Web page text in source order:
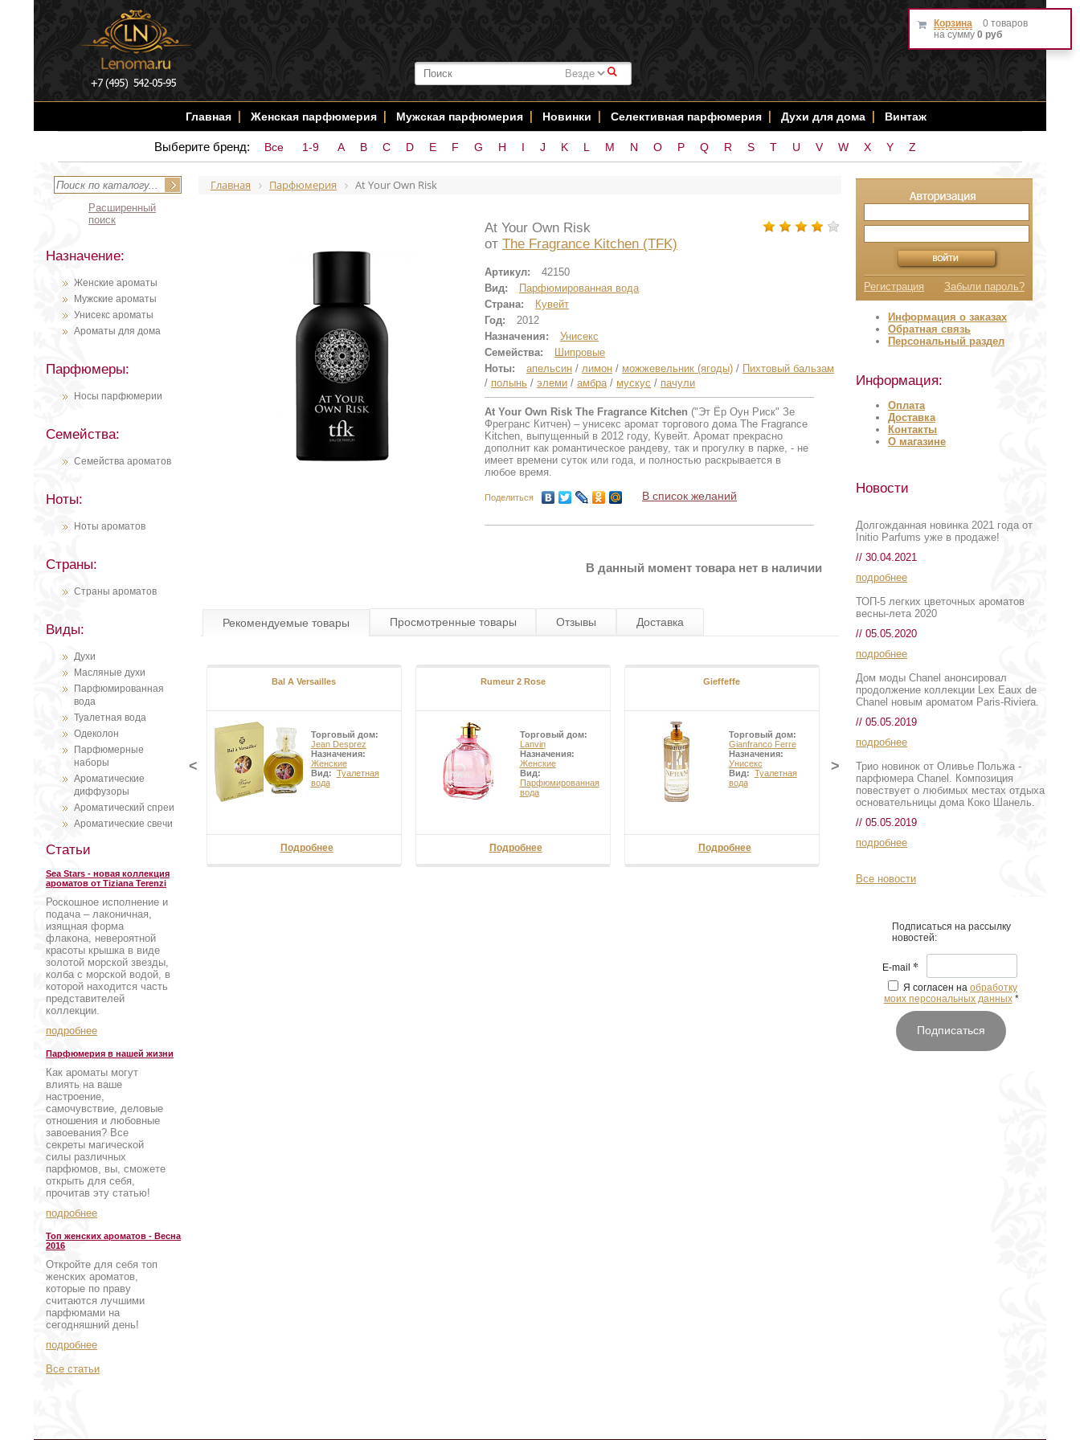
#
Главная Женская парфюмерия Мужская парфюмерия Новинки Селективная парфюмерия Духи для дома Винтаж
Выберите бренд: Все 1-9 A B C D E F G H I J K L M N O P Q R S T U V W X Y Z
Расширенный
поиск
Назначение:
Женские ароматы
Мужские ароматы
Унисекс ароматы
Ароматы для дома
Парфюмеры:
Носы парфюмерии
Семейства:
Семейства ароматов
Ноты:
Ноты ароматов
Страны:
Страны ароматов
Виды:
Духи
Масляные духи
Парфюмированная
вода
Туалетная вода
Одеколон
Парфюмерные
наборы
Ароматические
диффузоры
Ароматический спреи
Ароматические свечи
Статьи
Sea Stars - новая коллекция
ароматов от Tiziana Terenzi
Роскошное исполнение и
подача – лаконичная,
изящная форма
флакона, невероятной
красоты крышка в виде
золотой морской звезды,
колба с морской водой, в
которой находится часть
представителей
коллекции.
подробнее
Парфюмерия в нашей жизни
Как ароматы могут
влиять на ваше
настроение,
самочувствие, деловые
отношения и любовные
завоевания? Все
секреты магической
силы различных
парфюмов, вы, сможете
открыть для себя,
прочитав эту статью!
подробнее
Топ женских ароматов - Весна
2016
Откройте для себя топ
женских ароматов,
которые по праву
считаются лучшими
парфюмами на
сегодняшний день!
подробнее
Все статьи
Главная Парфюмерия At Your Own Risk
At Your Own Risk
от The Fragrance Kitchen (TFK)
Артикул:
42150
Вид:
Парфюмированная вода
Страна:
Кувейт
Год:
2012
Назначения:
Унисекс
Семейства:
Шипровые
Ноты:
апельсин / лимон / можжевельник (ягоды) / Пихтовый бальзам
/ полынь / элеми / амбра/ мускус / пачули
At Your Own Risk The Fragrance Kitchen ("Эт Ёр Оун Риск" Зе
Фрегранс Китчен) – унисекс аромат торгового дома The Fragrance
Kitchen, выпущенный в 2012 году, Кувейт. Аромат прекрасно
дополнит как романтическое рандеву, так и прогулку в парке, - не
имеет времени суток или года, и полностью раскрывается в
любое время.
Поделиться В список желаний
В данный момент товара нет в наличии
Рекомендуемые товары Просмотренные товары Отзывы Доставка
Bal A Versailles
Торговый дом:
Jean Desprez
Назначения:
Женские
Вид: Туалетная
вода
Подробнее
Rumeur 2 Rose
Торговый дом:
Lanvin
Назначения:
Женские
Вид:
Парфюмированная
вода
Подробнее
Gieffeffe
Торговый дом:
Gianfranco Ferre
Назначения:
Унисекс
Вид: Туалетная
вода
Подробнее
White Goldskin
Унисекс
Вид:
Парфюмированная
вода
Подробнее
< >
Корзина
0 товаров
на сумму 0 руб
Регистрация Забыли пароль?
Информация о заказах
Обратная связь
Персональный раздел
Информация:
Оплата
Доставка
Контакты
О магазине
Новости
Долгожданная новинка 2021 года от
Initio Parfums уже в продаже!
// 30.04.2021
подробнее
ТОП-5 легких цветочных ароматов
весны-лета 2020
// 05.05.2020
подробнее
Дом моды Chanel анонсировал
продолжение коллекции Lex Eaux de
Chanel новым ароматом Paris-Riviera.
// 05.05.2019
подробнее
Трио новинок от Оливье Польжа -
парфюмера Chanel. Композиция
повествует о любимых местах отдыха
основательницы дома Коко Шанель.
// 05.05.2019
подробнее
Все новости
Подписаться на рассылку
новостей:
E-mail *
Я согласен на обработку
моих персональных данных *
Подписаться